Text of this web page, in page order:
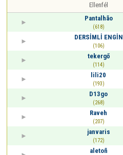
Ellenfél
Pantalhão
(618)
DERSİMLİ ENGİN
(106)
tekergő
(114)
lili20
(193)
D13go
(268)
Raveh
(207)
janvaris
(172)
aletoñ